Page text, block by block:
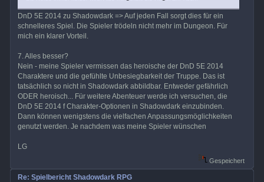
DnD 5E 2014 zu Shadowdark => Auf jeden Fall sorgt dies für ein
schnelleres Spiel. Die Spieler trödeln nicht mehr im Dungeon. Für
mich ein klarer Vorteil.
7. Alles besser?
Nein - meine Spieler vermissen das heroische der DnD 5E 2014
Charaktere und die gefühlte Unbesiegbarkeit der Truppe. Das ist
tatsächlich so nicht in Shadowdark abbildbar. Entweder gefährlich
ODER heroisch... Für weitere Abenteuer werde ich versuchen, die
DnD 5E 2014 f Charakter-Optionen in Shadowdark einzubinden.
Dann können wenigstens die vielfachen Anpassungsmöglichkeiten
genutzt werden. Je nachdem was meine Spieler wünschen
LG
Gespeichert
Re: Spielbericht Shadowdark RPG